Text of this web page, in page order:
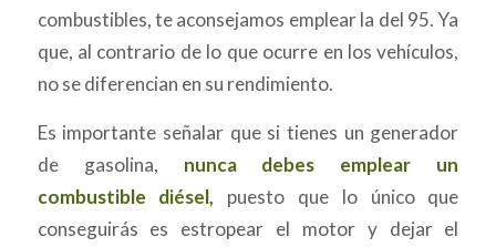
combustibles, te aconsejamos emplear la del 95. Ya
que, al contrario de lo que ocurre en los vehículos,
no se diferencian en su rendimiento.
Es importante señalar que si tienes un generador
de gasolina, nunca debes emplear un
combustible diésel, puesto que lo único que
conseguirás es estropear el motor y dejar el